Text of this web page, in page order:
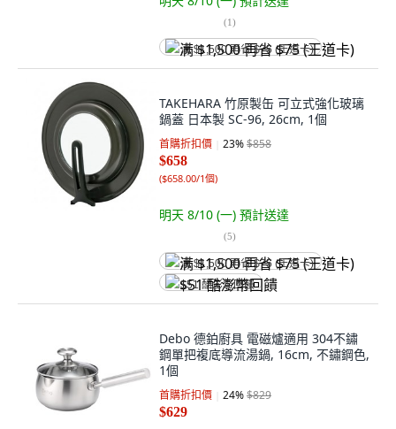
(1)
满 $1,500 再省 $75 (王道卡)
TAKEHARA 竹原製缶 可立式強化玻璃
鍋蓋 日本製 SC-96, 26cm, 1個
首購折扣價 23%$858
$658
($658.00/1個)
明天 8/10 (一) 預計送達
(5)
满 $1,500 再省 $75 (王道卡)
$51 酷澎幣回饋
Debo 德鉑廚具 電磁爐適用 304不鏽
鋼單把複底導流湯鍋, 16cm, 不鏽鋼色,
1個
首購折扣價 24%$829
$629